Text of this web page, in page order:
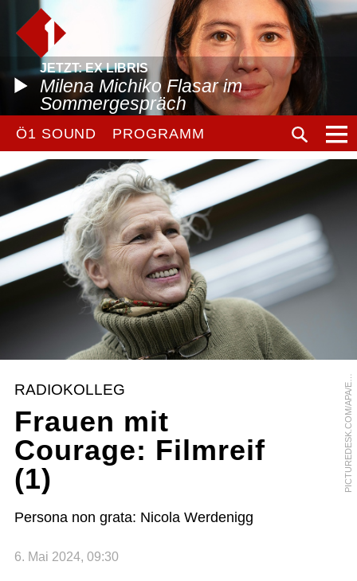
JETZT: EX LIBRIS
Milena Michiko Flasar im
Sommergespräch
Ö1 SOUND PROGRAMM
P
I
C
T
U
R
E
D
E
S
K
.
C
O
M
/
A
P
A
/
E
V
A
M
A
N
H
A
R
T
RADIOKOLLEG
Frauen mit
Courage: Filmreif
(1)
Persona non grata: Nicola Werdenigg
6. Mai 2024, 09:30